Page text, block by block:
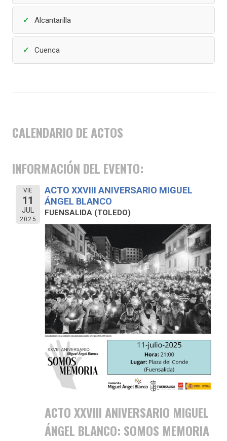
Alcantarilla
Cuenca
CALENDARIO DE ACTOS
INFORMACIÓN DEL EVENTO:
VIE
11
JUL
2025
ACTO XXVIII ANIVERSARIO MIGUEL
ÁNGEL BLANCO
FUENSALIDA (TOLEDO)
ACTO XXVIII ANIVERSARIO MIGUEL
ÁNGEL BLANCO: SOMOS MEMORIA